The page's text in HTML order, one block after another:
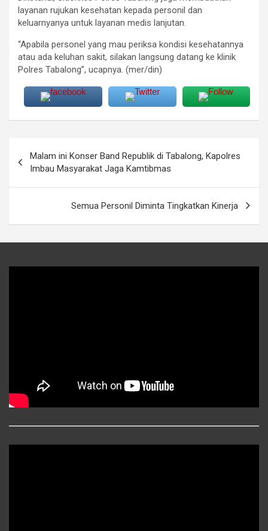
layanan rujukan kesehatan kepada personil dan
keluarnyanya untuk layanan medis lanjutan.
“Apabila personel yang mau periksa kondisi kesehatannya
atau ada keluhan sakit, silakan langsung datang ke klinik
Polres Tabalong”, ucapnya. (mer/din)
pos
Malam ini Konser Band Republik di Tabalong, Kapolres
Imbau Masyarakat Jaga Kamtibmas
Semua Personil Diminta Tingkatkan Kinerja